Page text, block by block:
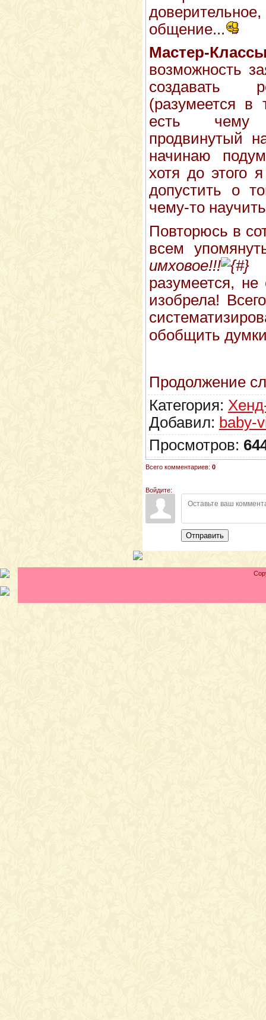
общение...
Мастер-
возможность
создавать
(разумеется
есть чему
продвинутый
начинаю
хотя до этого
допустить о
чему-то
Повторюсь в
всем
имховое!!!
разумеется,
изобрела!
обобщить
Продолжение
Категория:
Добавил: baby-
Просмотров:
Всего комментариев: 0
Войдите:
Отправить